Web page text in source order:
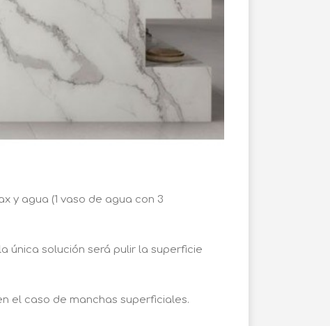
y agua (1 vaso de agua con 3
única solución será pulir la superficie
el caso de manchas superficiales.